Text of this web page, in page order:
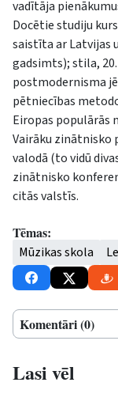
vadītāja
Docētie studiju
saistīta ar Latvijas
gadsimts); stila,
postmodernisma
pētniecības
Eiropas populārās
Vairāku zinātnisko
valodā (to vidū
zinātnisko
citās valstīs.
Tēmas:
Mūzikas skola
Komentāri (0)
Lasi vēl